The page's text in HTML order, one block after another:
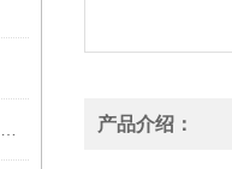
产品介绍：